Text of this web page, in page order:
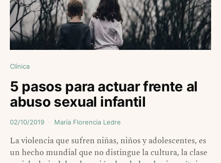
Clínica
5 pasos para actuar frente al
abuso sexual infantil
02/10/2019 María Florencia Ledre
La violencia que sufren niñas, niños y adolescentes, es
un hecho mundial que no distingue la cultura, la clase